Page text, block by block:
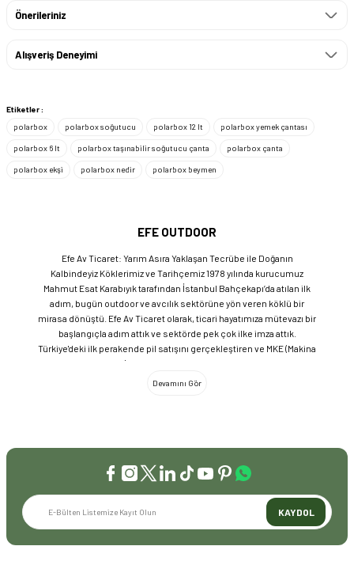
Önerileriniz
Alışveriş Deneyimi
Etiketler :
polarbox
polarbox soğutucu polarbox 12 lt polarbox yemek çantası
polarbox 6 lt polarbox taşınabilir soğutucu çanta polarbox çanta
polarbox ekşi polarbox nedir polarbox beymen
EFE OUTDOOR
Efe Av Ticaret: Yarım Asıra Yaklaşan Tecrübe ile Doğanın
Kalbindeyiz Köklerimiz ve Tarihçemiz 1978 yılında kurucumuz
Mahmut Esat Karabıyık tarafından İstanbul Bahçekapı’da atılan ilk
adım, bugün outdoor ve avcılık sektörüne yön veren köklü bir
mirasa dönüştü. Efe Av Ticaret olarak, ticari hayatımıza mütevazı bir
başlangıçla adım attık ve sektörde pek çok ilke imza attık.
Türkiye'deki ilk perakende pil satışını gerçekleştiren ve MKE (Makina
ve Kimya Endüstrisi) üretimi ürünleri satan ilk bayilerden biri olma
gururunu taşıyoruz. 1981 yılında Eminönü’nde açtığımız ve mülkiyeti
kurarak tüm Türkiye'ye hizmet vermeye başladık. 2016: Kadıköy
mağazamızın ve şimdiki Genel Merkezimizin açılışını
gerçekleştirdik. Global Markalar ve Yerli Üretim Gücü Yaklaşık
20'nin üzerinde dünya markasını Türkiye'ye getirerek outdoor
tutkunlarıyla buluşturuyoruz. Sadece ithalatla sınırlı kalmayıp;
EFEARMS, BUSHCRAFTFEST ve EFEAV tescilli markalarımızla
KAYDOL